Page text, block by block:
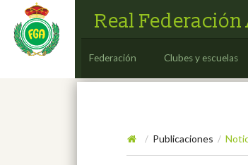
Real
Federación Clubes y escuelas
/ Publicaciones /